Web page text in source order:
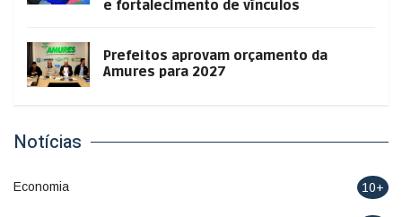
e fortalecimento de vínculos
Prefeitos aprovam orçamento da
Amures para 2027
Notícias
Economia 10+